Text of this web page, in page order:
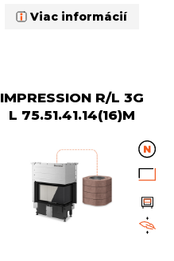
Viac informácií
IMPRESSION R/L 3G
L 75.51.41.14(16)M